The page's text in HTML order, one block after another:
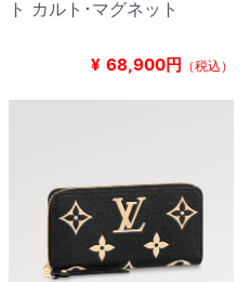
ト カルト･マグネット
¥ 68,900円 （税込）